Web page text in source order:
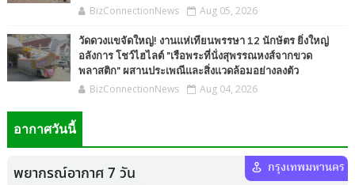
BizConnectionNews Aug 05, 2026
วัดดวงแขจัดใหญ่! งานแห่เทียนพรรษา 12 นักษัตร ยิ่งใหญ่
อลังการ โชว์ไฮไลต์ "เรือพระที่นั่งสุพรรณหงส์จากขวด
พลาสติก" ผสานประเพณีและสิ่งแวดล้อมอย่างลงตัว
BizConnectionNews Aug 04, 2026
อากาศวันนี้